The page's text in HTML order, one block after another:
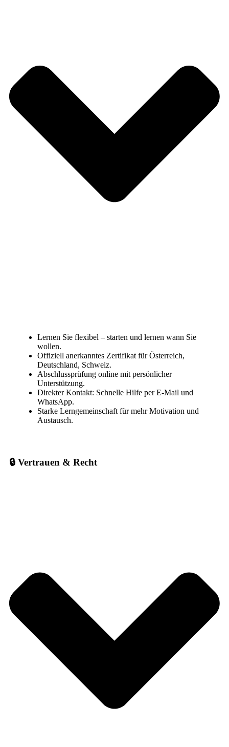
Lernen Sie flexibel – starten und lernen wann Sie
wollen.
Offiziell anerkanntes Zertifikat für Österreich,
Deutschland, Schweiz.
Abschlussprüfung online mit persönlicher
Unterstützung.
Direkter Kontakt: Schnelle Hilfe per E-Mail und
WhatsApp.
Starke Lerngemeinschaft für mehr Motivation und
Austausch.
🔒 Vertrauen & Recht